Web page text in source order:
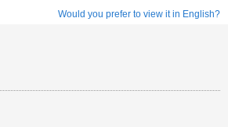
Would you prefer to view it in English?